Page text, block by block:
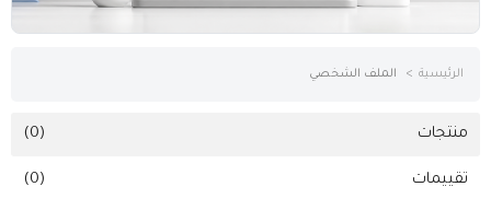
أثاث وديكورات
الرئيسية الملف الشخصي
منتجات (0)
تقييمات (0)